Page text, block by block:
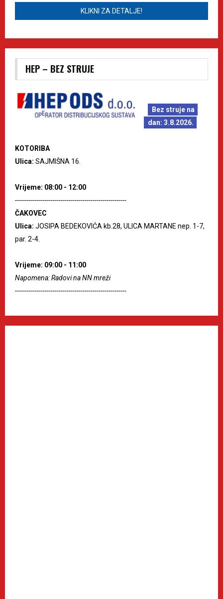
KLIKNI ZA DETALJE!
HEP – BEZ STRUJE
Bez struje na
dan: 3.8.2026.
KOTORIBA
Ulica: SAJMIŠNA 16.
Vrijeme: 08:00 - 12:00
--------------------------------------------------------
ČAKOVEC
Ulica: JOSIPA BEDEKOVIĆA kb.28, ULICA MARTANE nep. 1-7,
par. 2-4.
Vrijeme: 09:00 - 11:00
Napomena: Radovi na NN mreži
--------------------------------------------------------